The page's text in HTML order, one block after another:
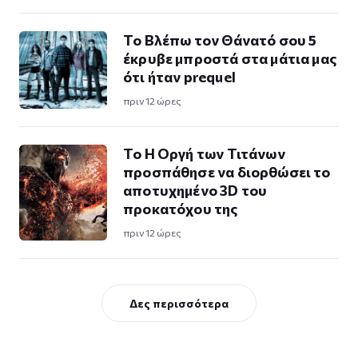
Το Βλέπω τον Θάνατό σου 5
έκρυβε μπροστά στα μάτια μας
ότι ήταν prequel
πριν 12 ώρες
To Η Οργή των Τιτάνων
προσπάθησε να διορθώσει το
αποτυχημένο 3D του
προκατόχου της
πριν 12 ώρες
Δες περισσότερα